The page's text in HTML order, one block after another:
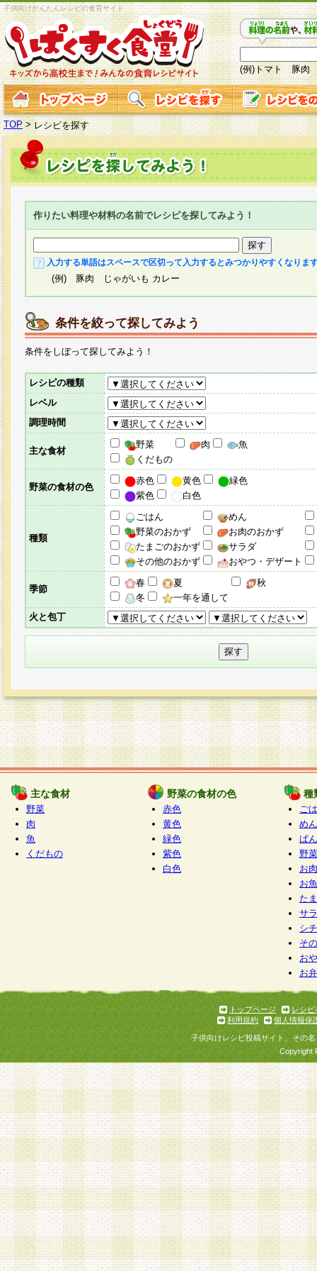
子供向けかんたんレシピの食育サイト
(例)トマト 豚肉
TOP > レシピを探す
作りたい料理や材料の名前でレシピを探してみよう！
入力する単語はスペースで区切って入力するとみつかりやすくなりま
(例) 豚肉 じゃがいも カレー
条件を絞って探してみよう
条件をしぼって探してみよう！
レシピの種類
レベル
調理時間
主な食材
野菜 肉
魚
くだもの
野菜の食材の色
赤色 黄色
緑色
紫色
白色
種類
ごはん
めん
野菜のおかず
お肉のおかず
たまごのおかず
サラダ
その他のおかず
おやつ・デザート
季節
春 夏
秋
冬
一年を通して
火と包丁
主な食材
野菜
肉
魚
くだもの
野菜の食材の色
赤色
黄色
緑色
紫色
白色
種
ご
めん
ぱん
野
お
お
た
サ
シ
そ
お
お
トップページ
レシピ
利用規約
個人情報保
子供向けレシピ投稿サイト、その
Copyright